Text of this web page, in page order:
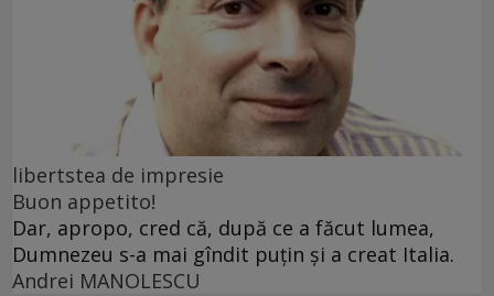
libertstea de impresie
Buon appetito!
Dar, apropo, cred că, după ce a făcut lumea,
Dumnezeu s-a mai gîndit puțin și a creat Italia.
Andrei MANOLESCU